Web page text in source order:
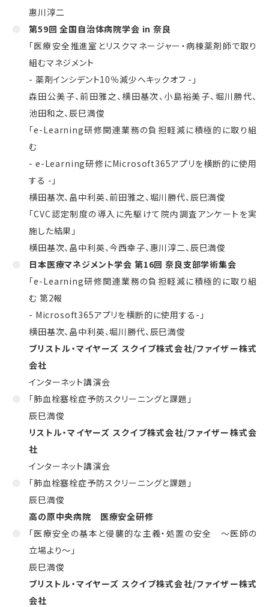
惠川淳二
第59回 全国自治体病院学会 in 奈良
「医療安全推進室とリスクマネージャー・病棟薬剤師で取り
組むマネジメント
- 薬剤インシデント10％減少へキックオフ -」
森田公美子、前田雅之、横田基次、小島裕美子、堀川勝代、
池田和之、辰巳満俊
「e-Learning研修関連業務の負担軽減に積極的に取り組
む
- e-Learning研修にMicrosoft365アプリを横断的に使用
する -」
横田基次、畠中利英、前田雅之、堀川勝代、辰巳満俊
「CVC認定制度の導入に先駆けて院内調査アンケートを実
施した結果」
横田基次、畠中利英、今西幸子、惠川淳二、辰巳満俊
日本医療マネジメント学会 第16回 奈良支部学術集会
「e-Learning研修関連業務の負担軽減に積極的に取り組
む 第2報
- Microsoft365アプリを横断的に使用する-」
横田基次、畠中利英、堀川勝代、辰巳満俊
ブリストル・マイヤーズ スクイブ株式会社/ファイザー株式
会社
インターネット講演会
「肺血栓塞栓症予防スクリーニングと課題」
辰巳満俊
リストル・マイヤーズ スクイブ株式会社/ファイザー株式会
社
インターネット講演会
「肺血栓塞栓症予防スクリーニングと課題」
辰巳満俊
高の原中央病院 医療安全研修
「医療安全の基本と侵襲的な主義・処置の安全 ～医師の
立場より～」
辰巳満俊
ブリストル・マイヤーズ スクイブ株式会社/ファイザー株式
会社